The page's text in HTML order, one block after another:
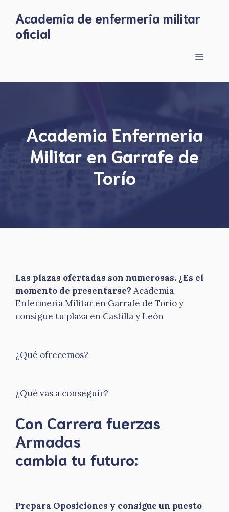
content
Academia de enfermeria militar
oficial
Menu
Academia Enfermeria
Militar en Garrafe de
Torío
Las plazas ofertadas son numerosas. ¿Es el
momento de presentarse? Academia
Enfermeria Militar en Garrafe de Torío y
consigue tu plaza en Castilla y León
¿Qué ofrecemos?
¿Qué vas a conseguir?
Con Carrera fuerzas
Armadas
​cambia tu futuro:
Prepara Oposiciones y consigue un puesto